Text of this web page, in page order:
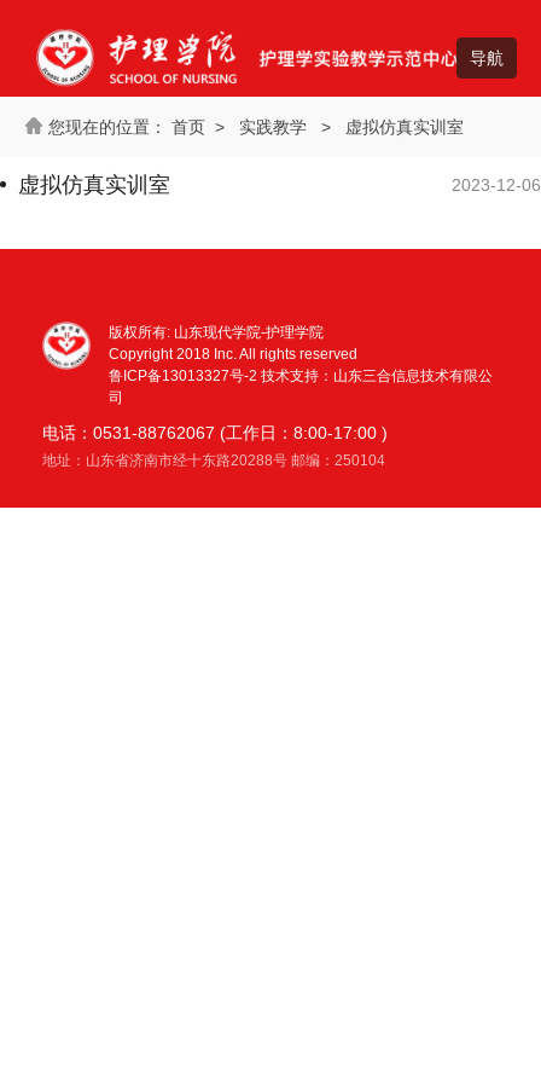
首页 > 实践教学 > 虚拟仿真实训室
虚拟仿真实训室 2023-12-06
版权所有: 山东现代学院-护理学院
Copyright 2018 Inc. All rights reserved
鲁ICP备13013327号-2 技术支持：山东三合信息技术有限公
司
电话：0531-88762067 (工作日：8:00-17:00 )
地址：山东省济南市经十东路20288号 邮编：250104